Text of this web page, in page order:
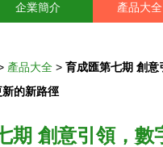
企業簡介 產品大全
產品大全 > 育成匯第七期 創
的新路徑
期 創意引領，